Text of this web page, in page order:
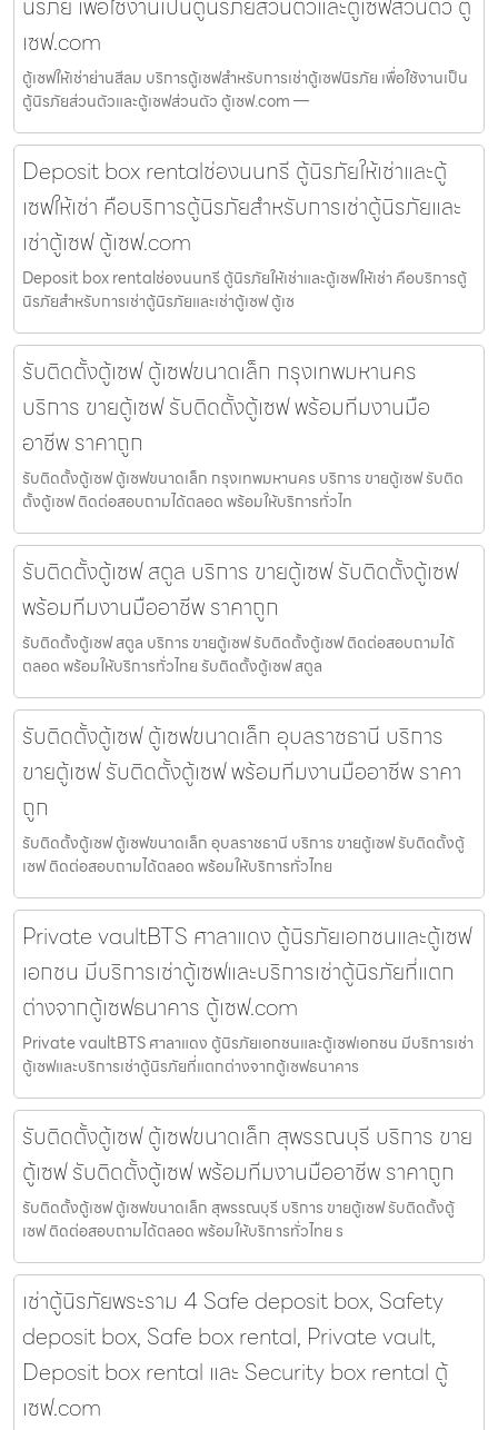
นิรภัย เพื่อใช้งานเป็นตู้นิรภัยส่วนตัวและตู้เซฟส่วนตัว ตู้
เซฟ.com
ตู้เซฟให้เช่าย่านสีลม บริการตู้เซฟสำหรับการเช่าตู้เซฟนิรภัย เพื่อใช้งานเป็น
ตู้นิรภัยส่วนตัวและตู้เซฟส่วนตัว ตู้เซฟ.com —
Deposit box rentalช่องนนทรี ตู้นิรภัยให้เช่าและตู้
เซฟให้เช่า คือบริการตู้นิรภัยสำหรับการเช่าตู้นิรภัยและ
เช่าตู้เซฟ ตู้เซฟ.com
Deposit box rentalช่องนนทรี ตู้นิรภัยให้เช่าและตู้เซฟให้เช่า คือบริการตู้
นิรภัยสำหรับการเช่าตู้นิรภัยและเช่าตู้เซฟ ตู้เซ
รับติดตั้งตู้เซฟ ตู้เซฟขนาดเล็ก กรุงเทพมหานคร
บริการ ขายตู้เซฟ รับติดตั้งตู้เซฟ พร้อมทีมงานมือ
อาชีพ ราคาถูก
รับติดตั้งตู้เซฟ ตู้เซฟขนาดเล็ก กรุงเทพมหานคร บริการ ขายตู้เซฟ รับติด
ตั้งตู้เซฟ ติดต่อสอบถามได้ตลอด พร้อมให้บริการทั่วไท
รับติดตั้งตู้เซฟ สตูล บริการ ขายตู้เซฟ รับติดตั้งตู้เซฟ
พร้อมทีมงานมืออาชีพ ราคาถูก
รับติดตั้งตู้เซฟ สตูล บริการ ขายตู้เซฟ รับติดตั้งตู้เซฟ ติดต่อสอบถามได้
ตลอด พร้อมให้บริการทั่วไทย รับติดตั้งตู้เซฟ สตูล
รับติดตั้งตู้เซฟ ตู้เซฟขนาดเล็ก อุบลราชธานี บริการ
ขายตู้เซฟ รับติดตั้งตู้เซฟ พร้อมทีมงานมืออาชีพ ราคา
ถูก
รับติดตั้งตู้เซฟ ตู้เซฟขนาดเล็ก อุบลราชธานี บริการ ขายตู้เซฟ รับติดตั้งตู้
เซฟ ติดต่อสอบถามได้ตลอด พร้อมให้บริการทั่วไทย
Private vaultBTS ศาลาแดง ตู้นิรภัยเอกชนและตู้เซฟ
เอกชน มีบริการเช่าตู้เซฟและบริการเช่าตู้นิรภัยที่แตก
ต่างจากตู้เซฟธนาคาร ตู้เซฟ.com
Private vaultBTS ศาลาแดง ตู้นิรภัยเอกชนและตู้เซฟเอกชน มีบริการเช่า
ตู้เซฟและบริการเช่าตู้นิรภัยที่แตกต่างจากตู้เซฟธนาคาร
รับติดตั้งตู้เซฟ ตู้เซฟขนาดเล็ก สุพรรณบุรี บริการ ขาย
ตู้เซฟ รับติดตั้งตู้เซฟ พร้อมทีมงานมืออาชีพ ราคาถูก
รับติดตั้งตู้เซฟ ตู้เซฟขนาดเล็ก สุพรรณบุรี บริการ ขายตู้เซฟ รับติดตั้งตู้
เซฟ ติดต่อสอบถามได้ตลอด พร้อมให้บริการทั่วไทย ร
เช่าตู้นิรภัยพระราม 4 Safe deposit box, Safety
deposit box, Safe box rental, Private vault,
Deposit box rental และ Security box rental ตู้
เซฟ.com